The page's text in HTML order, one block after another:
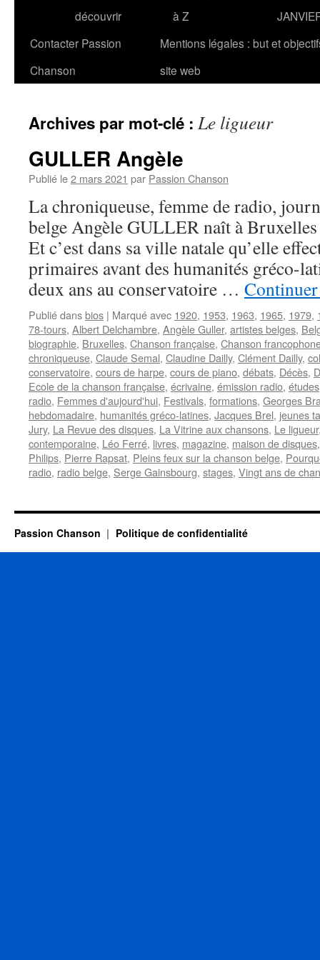
découvrir
à Z
Contacter Passion
Chanson
Mentions légales : but et
site web
Archives par mot-clé : Le ligueur
GULLER Angèle
Publié le2 mars 2021 par Passion Chanson
La chroniqueuse, femme de radio,
belge Angèle GULLER naît à
Et c’est dans sa ville natale qu’elle
primaires avant des humanités gréco-
deux ans au conservatoire …
Publié dansbios | Marqué avec 1920, 1953, 1963, 1965, 1979,
78-tours, Albert Delchambre, Angèle Guller, artistes belges,
biographie, Bruxelles, Chanson française, Chanson
chroniqueuse, Claude Semal, Claudine Dailly, Clément Dailly,
conservatoire, cours de harpe, cours de piano, débats, Décès,
Ecole de la chanson française, écrivaine, émission radio, études
radio, Femmes d'aujourd'hui, Festivals, formations, Georges
hebdomadaire, humanités gréco-latines, Jacques Brel, jeunes
Jury, La Revue des disques, La Vitrine aux chansons, Le ligueur
contemporaine, Léo Ferré, livres, magazine, maison de disques
Philips, Pierre Rapsat, Pleins feux sur la chanson belge,
radio, radio belge, Serge Gainsbourg, stages, Vingt ans de
Passion Chanson Politique de confidentialité